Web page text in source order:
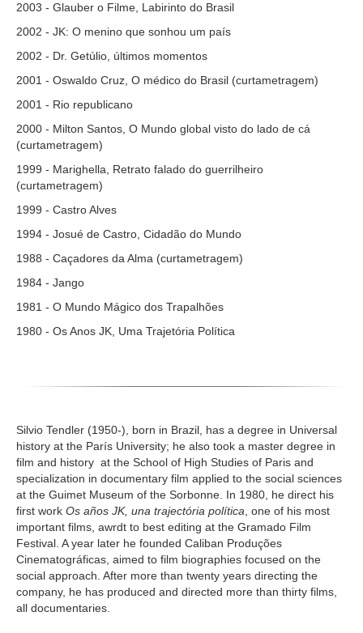
2003 - Glauber o Filme, Labirinto do Brasil
2002 - JK: O menino que sonhou um país
2002 - Dr. Getúlio, últimos momentos
2001 - Oswaldo Cruz, O médico do Brasil (curtametragem)
2001 - Rio republicano
2000 - Milton Santos, O Mundo global visto do lado de cá
(curtametragem)
1999 - Marighella, Retrato falado do guerrilheiro
(curtametragem)
1999 - Castro Alves
1994 - Josué de Castro, Cidadão do Mundo
1988 - Caçadores da Alma (curtametragem)
1984 - Jango
1981 - O Mundo Mágico dos Trapalhões
1980 - Os Anos JK, Uma Trajetória Política
Silvio Tendler (1950-), born in Brazil, has a degree in Universal
history at the París University; he also took a master degree in
film and history at the School of High Studies of Paris and
specialization in documentary film applied to the social sciences
at the Guimet Museum of the Sorbonne. In 1980, he direct his
first work Os años JK, una trajectória política , one of his most
important films, awrdt to best editing at the Gramado Film
Festival. A year later he founded Caliban Produções
Cinematográficas, aimed to film biographies focused on the
social approach. After more than twenty years directing the
company, he has produced and directed more than thirty films,
all documentaries.